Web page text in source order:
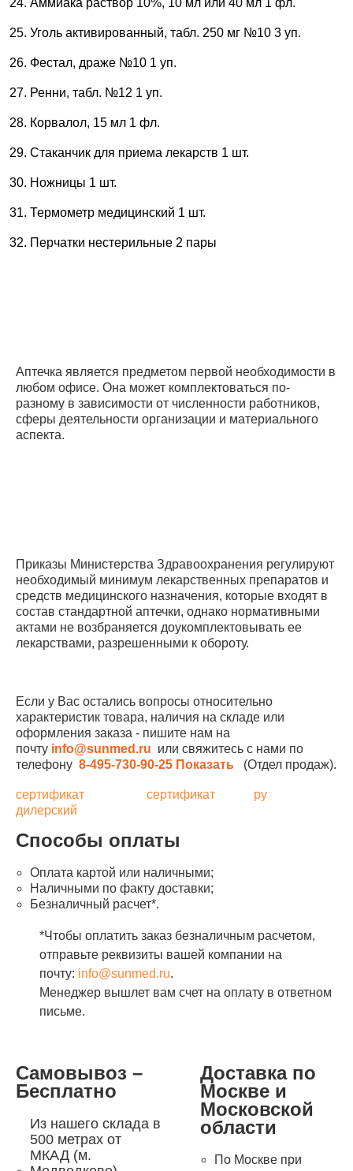
Аммиака раствор 10%, 10 мл или 40 мл 1 фл.
Уголь активированный, табл. 250 мг №10 3 уп.
Фестал, драже №10 1 уп.
Ренни, табл. №12 1 уп.
Корвалол, 15 мл 1 фл.
Стаканчик для приема лекарств 1 шт.
Ножницы 1 шт.
Термометр медицинский 1 шт.
Перчатки нестерильные 2 пары
Аптечка является предметом первой необходимости в
любом офисе. Она может комплектоваться по-
разному в зависимости от численности работников,
сферы деятельности организации и материального
аспекта.
Приказы Министерства Здравоохранения регулируют
необходимый минимум лекарственных препаратов и
средств медицинского назначения, которые входят в
состав стандартной аптечки, однако нормативными
актами не возбраняется доукомплектовывать ее
лекарствами, разрешенными к обороту.
Если у Вас остались вопросы относительно
характеристик товара, наличия на складе или
оформления заказа - пишите нам на
почту info@sunmed.ru или свяжитесь с нами по
телефону 8-495-730-90-25 Показать (Отдел продаж).
сертификат
дилерский
сертификат ру
Способы оплаты
Оплата картой или наличными;
Наличными по факту доставки;
Безналичный расчет*.
*Чтобы оплатить заказ безналичным расчетом,
отправьте реквизиты вашей компании на
почту: info@sunmed.ru.
Менеджер вышлет вам счет на оплату в ответном
письме.
Самовывоз –
Бесплатно
Из нашего склада в
500 метрах от
МКАД (м.
Доставка по
Москве и
Московской
области
По Москве при